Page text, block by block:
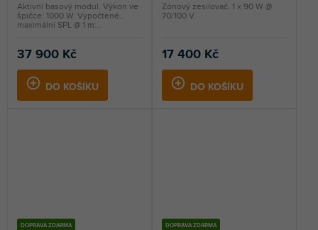
37 900 Kč
DO KOŠÍKU
Aktivní basový modul. Výkon ve
špičce: 1000 W. Vypočtené
maximální SPL @ 1 m:...
17 400 Kč
DO KOŠÍKU
Zónový zesilovač. 1 x 90 W @
70/100 V.
DOPRAVA ZDARMA DOPRAVA ZDARMA